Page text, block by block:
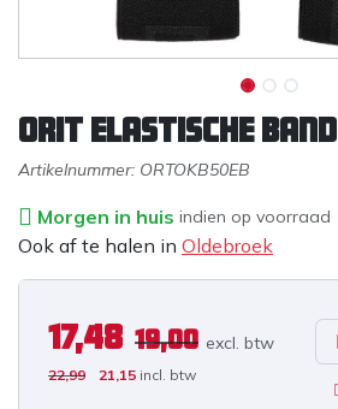
Orit elastische band
Artikelnummer: ORTOKB50EB
Morgen in huis indien op voorraad
Ook af te halen in Oldebroek
17,48 19,00 excl. btw
22,99 21,15 incl. btw